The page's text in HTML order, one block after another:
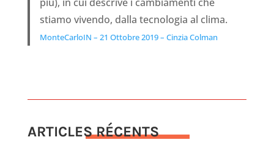
stiamo vivendo, dalla tecnologia al clima.
MonteCarloIN – 21 Ottobre 2019 – Cinzia Colman
ARTICLES RÉCENTS